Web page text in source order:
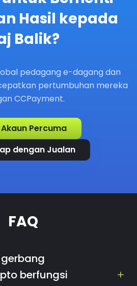
Hasil kepada
Balik?
pedagang e-dagang dan
pertumbuhan mereka
CCPayment.
Percuma
dengan Jualan
FAQ
berfungsi